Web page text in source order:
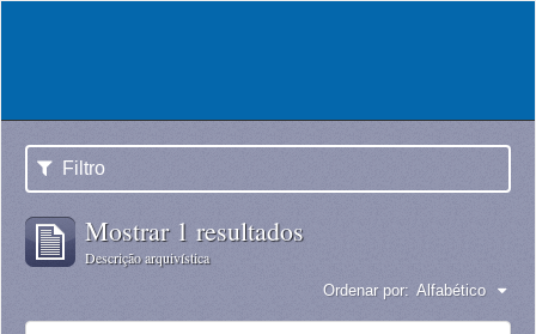
Filtro
Mostrar 1 resultados
Descrição arquivística
Ordenar por: Alfabético